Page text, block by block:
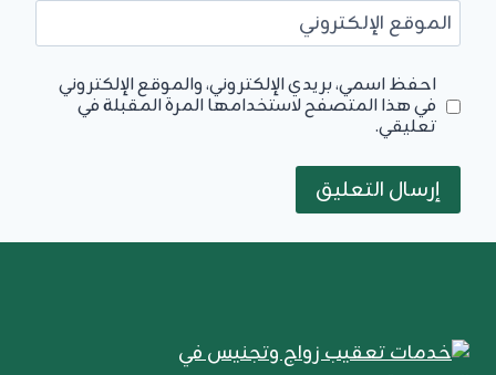
الموقع الإلكتروني
احفظ اسمي، بريدي الإلكتروني، والموقع الإلكتروني
في هذا المتصفح لاستخدامها المرة المقبلة في
تعليقي.